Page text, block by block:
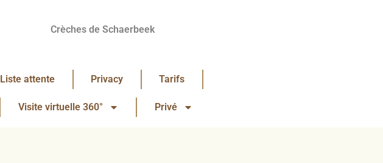
Crèches de Schaerbeek
Liste attente Privacy Tarifs
Visite virtuelle 360° Privé